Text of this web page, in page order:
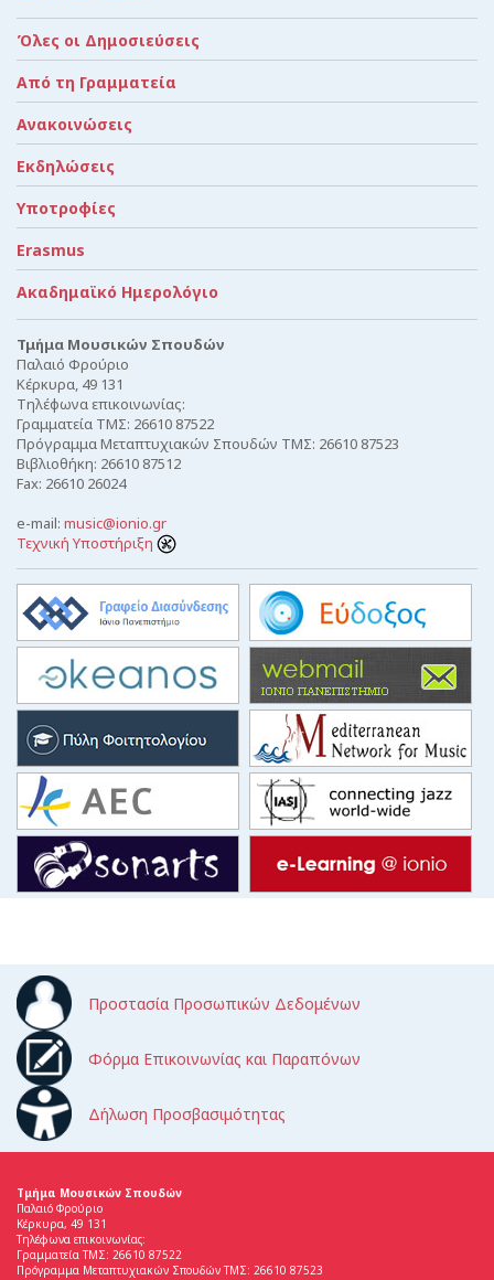
Όλες οι Δημοσιεύσεις
Από τη Γραμματεία
Ανακοινώσεις
Εκδηλώσεις
Υποτροφίες
Erasmus
Ακαδημαϊκό Ημερολόγιο
Τμήμα Μουσικών Σπουδών
Παλαιό Φρούριο
Κέρκυρα, 49 131
Τηλέφωνα επικοινωνίας:
Γραμματεία ΤΜΣ: 26610 87522
Πρόγραμμα Μεταπτυχιακών Σπουδών ΤΜΣ: 26610 87523
Βιβλιοθήκη: 26610 87512
Fax: 26610 26024
e-mail: music@ionio.gr
Τεχνική Υποστήριξη
Προστασία Προσωπικών Δεδομένων
Φόρμα Επικοινωνίας και Παραπόνων
Δήλωση Προσβασιμότητας
Τμήμα Μουσικών Σπουδών
Παλαιό Φρούριο
Κέρκυρα, 49 131
Τηλέφωνα επικοινωνίας:
Γραμματεία ΤΜΣ: 26610 87522
Πρόγραμμα Μεταπτυχιακών Σπουδών ΤΜΣ: 26610 87523